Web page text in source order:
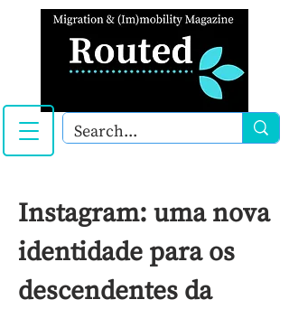
Instagram: uma nova
identidade para os
descendentes da